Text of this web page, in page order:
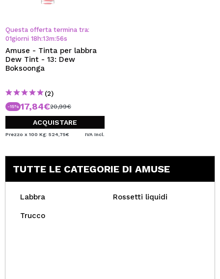
Questa offerta termina tra:
01giorni 18 h:13m:55s
Amuse - Tinta per labbra
Dew Tint - 13: Dew
Boksoonga
(2)
-15% 17,84€20,99€
ACQUISTARE
Prezzo x 100 Kg: 524,75€ IVA Incl.
TUTTE LE CATEGORIE DI AMUSE
Labbra Rossetti liquidi
Trucco